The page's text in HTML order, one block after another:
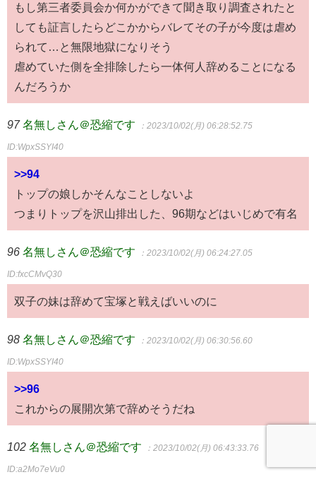
もし第三者委員会か何かができて聞き取り調査されたと
しても証言したらどこかからバレてその子が今度は虐め
られて…と無限地獄になりそう
虐めていた側を全排除したら一体何人辞めることになる
んだろうか
97 名無しさん＠恐縮です ：2023/10/02(月) 06:28:52.75
ID:WpxSSYI40
>>94
トップの娘しかそんなことしないよ
つまりトップを沢山排出した、96期などはいじめで有名
96 名無しさん＠恐縮です ：2023/10/02(月) 06:24:27.05
ID:fxcCMvQ30
双子の妹は辞めて宝塚と戦えばいいのに
98 名無しさん＠恐縮です ：2023/10/02(月) 06:30:56.60
ID:WpxSSYI40
>>96
これからの展開次第で辞めそうだね
102 名無しさん＠恐縮です ：2023/10/02(月) 06:43:33.76
ID:a2Mo7eVu0